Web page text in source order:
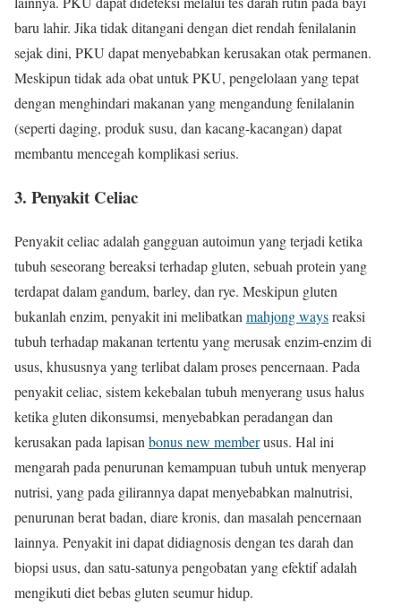
baru lahir. Jika tidak ditangani dengan diet rendah fenilalanin
sejak dini, PKU dapat menyebabkan kerusakan otak permanen.
Meskipun tidak ada obat untuk PKU, pengelolaan yang tepat
dengan menghindari makanan yang mengandung fenilalanin
(seperti daging, produk susu, dan kacang-kacangan) dapat
membantu mencegah komplikasi serius.
3. Penyakit Celiac
Penyakit celiac adalah gangguan autoimun yang terjadi ketika
tubuh seseorang bereaksi terhadap gluten, sebuah protein yang
terdapat dalam gandum, barley, dan rye. Meskipun gluten
bukanlah enzim, penyakit ini melibatkan mahjong waysreaksi
tubuh terhadap makanan tertentu yang merusak enzim-enzim di
usus, khususnya yang terlibat dalam proses pencernaan. Pada
penyakit celiac, sistem kekebalan tubuh menyerang usus halus
ketika gluten dikonsumsi, menyebabkan peradangan dan
kerusakan pada lapisan bonus new memberusus. Hal ini
mengarah pada penurunan kemampuan tubuh untuk menyerap
nutrisi, yang pada gilirannya dapat menyebabkan malnutrisi,
penurunan berat badan, diare kronis, dan masalah pencernaan
lainnya. Penyakit ini dapat didiagnosis dengan tes darah dan
biopsi usus, dan satu-satunya pengobatan yang efektif adalah
mengikuti diet bebas gluten seumur hidup.